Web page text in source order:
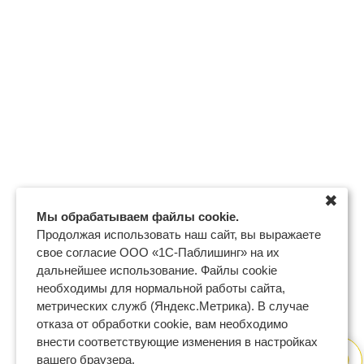
Мы обрабатываем файлы cookie.
Продолжая использовать наш сайт, вы выражаете
свое согласие ООО «1С-Паблишинг» на их
дальнейшее использование. Файлы cookie
необходимы для нормальной работы сайта,
метрических служб (Яндекс.Метрика). В случае
отказа от обработки cookie, вам необходимо
внести соответствующие изменения в настройках
вашего браузера.
✖